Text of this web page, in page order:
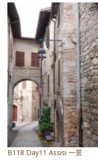
B118 Day11 Assisi 一景